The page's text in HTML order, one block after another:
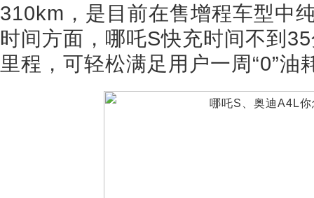
310km，是目前在售增程车型中
时间方面，哪吒S快充时间不到
里程，可轻松满足用户一周“0”油